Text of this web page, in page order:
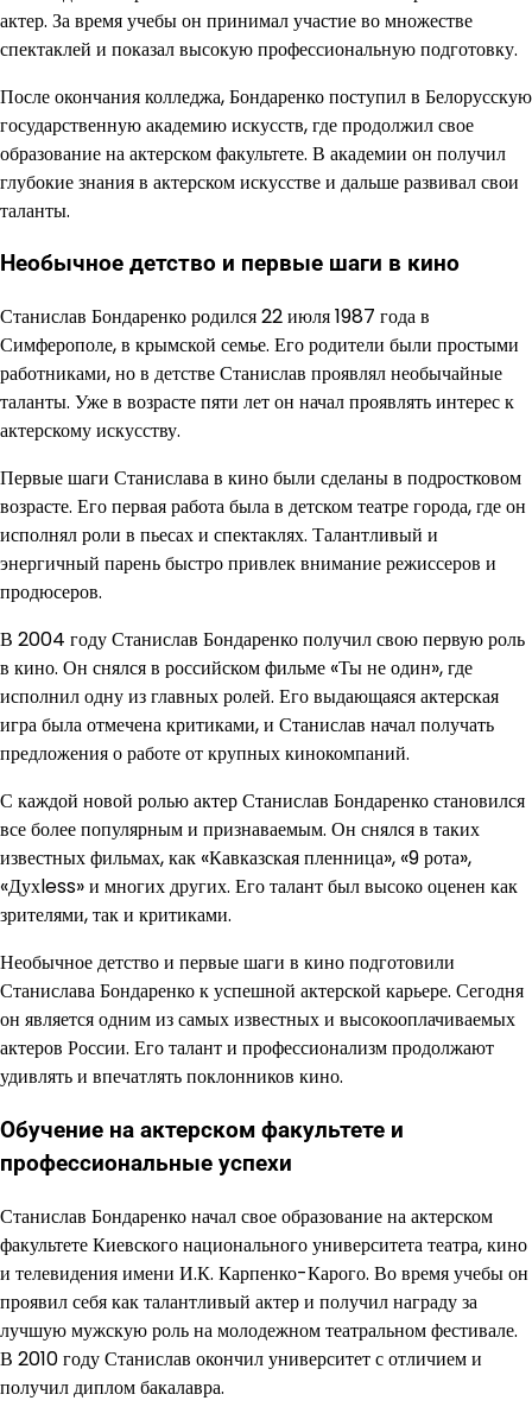
актер. За время учебы он принимал участие во множестве
спектаклей и показал высокую профессиональную подготовку.
После окончания колледжа, Бондаренко поступил в Белорусскую
государственную академию искусств, где продолжил свое
образование на актерском факультете. В академии он получил
глубокие знания в актерском искусстве и дальше развивал свои
таланты.
Необычное детство и первые шаги в кино
Станислав Бондаренко родился 22 июля 1987 года в
Симферополе, в крымской семье. Его родители были простыми
работниками, но в детстве Станислав проявлял необычайные
таланты. Уже в возрасте пяти лет он начал проявлять интерес к
актерскому искусству.
Первые шаги Станислава в кино были сделаны в подростковом
возрасте. Его первая работа была в детском театре города, где он
исполнял роли в пьесах и спектаклях. Талантливый и
энергичный парень быстро привлек внимание режиссеров и
продюсеров.
В 2004 году Станислав Бондаренко получил свою первую роль
в кино. Он снялся в российском фильме «Ты не один», где
исполнил одну из главных ролей. Его выдающаяся актерская
игра была отмечена критиками, и Станислав начал получать
предложения о работе от крупных кинокомпаний.
С каждой новой ролью актер Станислав Бондаренко становился
все более популярным и признаваемым. Он снялся в таких
известных фильмах, как «Кавказская пленница», «9 рота»,
«Духless» и многих других. Его талант был высоко оценен как
зрителями, так и критиками.
Необычное детство и первые шаги в кино подготовили
Станислава Бондаренко к успешной актерской карьере. Сегодня
он является одним из самых известных и высокооплачиваемых
актеров России. Его талант и профессионализм продолжают
удивлять и впечатлять поклонников кино.
Обучение на актерском факультете и
профессиональные успехи
Станислав Бондаренко начал свое образование на актерском
факультете Киевского национального университета театра, кино
и телевидения имени И.К. Карпенко-Карого. Во время учебы он
проявил себя как талантливый актер и получил награду за
лучшую мужскую роль на молодежном театральном фестивале.
В 2010 году Станислав окончил университет с отличием и
получил диплом бакалавра.